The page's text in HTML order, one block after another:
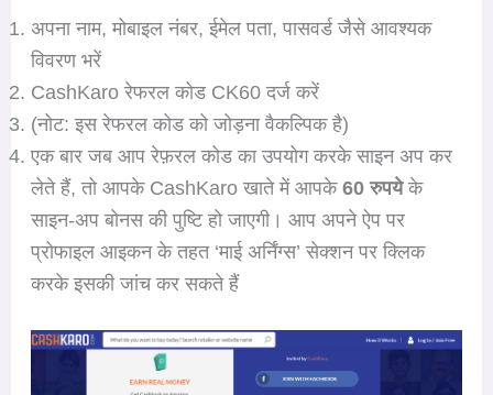
अपना नाम, मोबाइल नंबर, ईमेल पता, पासवर्ड जैसे आवश्यक
विवरण भरें
CashKaro रेफरल कोड CK60 दर्ज करें
(नोट: इस रेफरल कोड को जोड़ना वैकल्पिक है)
एक बार जब आप रेफ़रल कोड का उपयोग करके साइन अप कर
लेते हैं, तो आपके CashKaro खाते में आपके 60 रुपयेके
साइन-अप बोनस की पुष्टि हो जाएगी। आप अपने ऐप पर
प्रोफाइल आइकन के तहत ‘माई अर्निंग्स’ सेक्शन पर क्लिक
करके इसकी जांच कर सकते हैं